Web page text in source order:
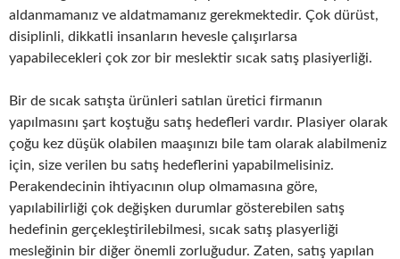
aldanmamanız ve aldatmamanız gerekmektedir. Çok dürüst,
disiplinli, dikkatli insanların hevesle çalışırlarsa
yapabilecekleri çok zor bir meslektir sıcak satış plasiyerliği.
Bir de sıcak satışta ürünleri satılan üretici firmanın
yapılmasını şart koştuğu satış hedefleri vardır. Plasiyer olarak
çoğu kez düşük olabilen maaşınızı bile tam olarak alabilmeniz
için, size verilen bu satış hedeflerini yapabilmelisiniz.
Perakendecinin ihtiyacının olup olmamasına göre,
yapılabilirliği çok değişken durumlar gösterebilen satış
hedefinin gerçekleştirilebilmesi, sıcak satış plasyerliği
mesleğinin bir diğer önemli zorluğudur. Zaten, satış yapılan